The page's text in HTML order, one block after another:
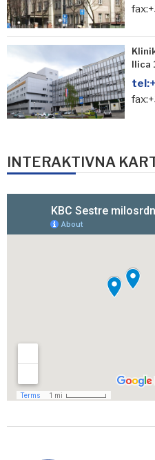
Ilica
tel:
INTERAKTIVNA